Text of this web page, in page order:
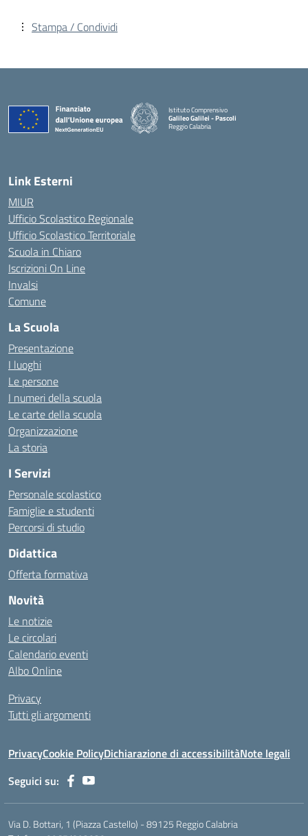
Stampa / Condividi
Istituto Comprensivo
Galileo Galilei - Pascoli
Reggio Calabria
Link Esterni
MIUR
Ufficio Scolastico Regionale
Ufficio Scolastico Territoriale
Scuola in Chiaro
Iscrizioni On Line
Invalsi
Comune
La Scuola
Presentazione
I luoghi
Le persone
I numeri della scuola
Le carte della scuola
Organizzazione
La storia
I Servizi
Personale scolastico
Famiglie e studenti
Percorsi di studio
Didattica
Offerta formativa
Novità
Le notizie
Le circolari
Calendario eventi
Albo Online
Privacy
Tutti gli argomenti
PrivacyCookie PolicyDichiarazione di accessibilitàNote legali
Seguici su:
Via D. Bottari, 1 (Piazza Castello) - 89125 Reggio Calabria